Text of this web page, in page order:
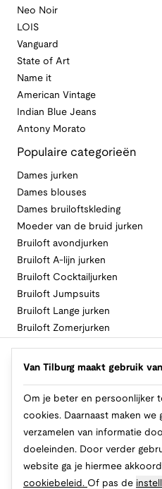
Neo Noir
LOIS
Vanguard
State of Art
Name it
American Vintage
Indian Blue Jeans
Antony Morato
Populaire categorieën
Dames jurken
Dames blouses
Dames bruiloftskleding
Moeder van de bruid jurken
Bruiloft avondjurken
Bruiloft A-lijn jurken
Bruiloft Cocktailjurken
Bruiloft Jumpsuits
Bruiloft Lange jurken
Bruiloft Zomerjurken
Volg Van Tilburg
Van Tilburg maakt gebruik
Om je beter en persoonlijker
cookies. Daarnaast maken
verzamelen van informatie
doeleinden. Door verder
website ga je hiermee
cookiebeleid. Of pas de